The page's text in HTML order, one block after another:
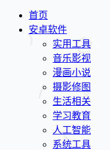
首页
安卓软件
实用工具
音乐影视
漫画小说
摄影修图
生活相关
学习教育
人工智能
系统工具